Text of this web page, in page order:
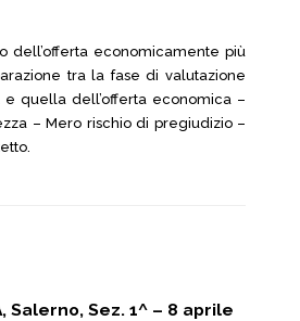
dell’offerta economicamente più
tra la fase di valutazione
e quella dell’offerta economica –
– Mero rischio di pregiudizio –
Salerno, Sez. 1^ – 8 aprile